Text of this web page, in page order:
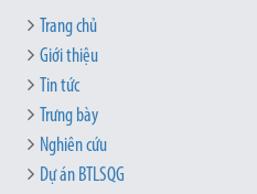
Trang chủ
Giới thiệu
Tin tức
Trưng bày
Nghiên cứu
Dự án BTLSQG